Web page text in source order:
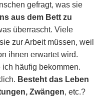
gefragt, was sie
aus dem Bett zu
überrascht. Viele
zur Arbeit müssen, weil
ihnen erwartet wird.
häufig bekommen.
Besteht das Leben
Zwängen, etc.?